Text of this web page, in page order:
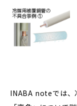
引き続き、その他
予防する対策をしま
INABA noteでは、